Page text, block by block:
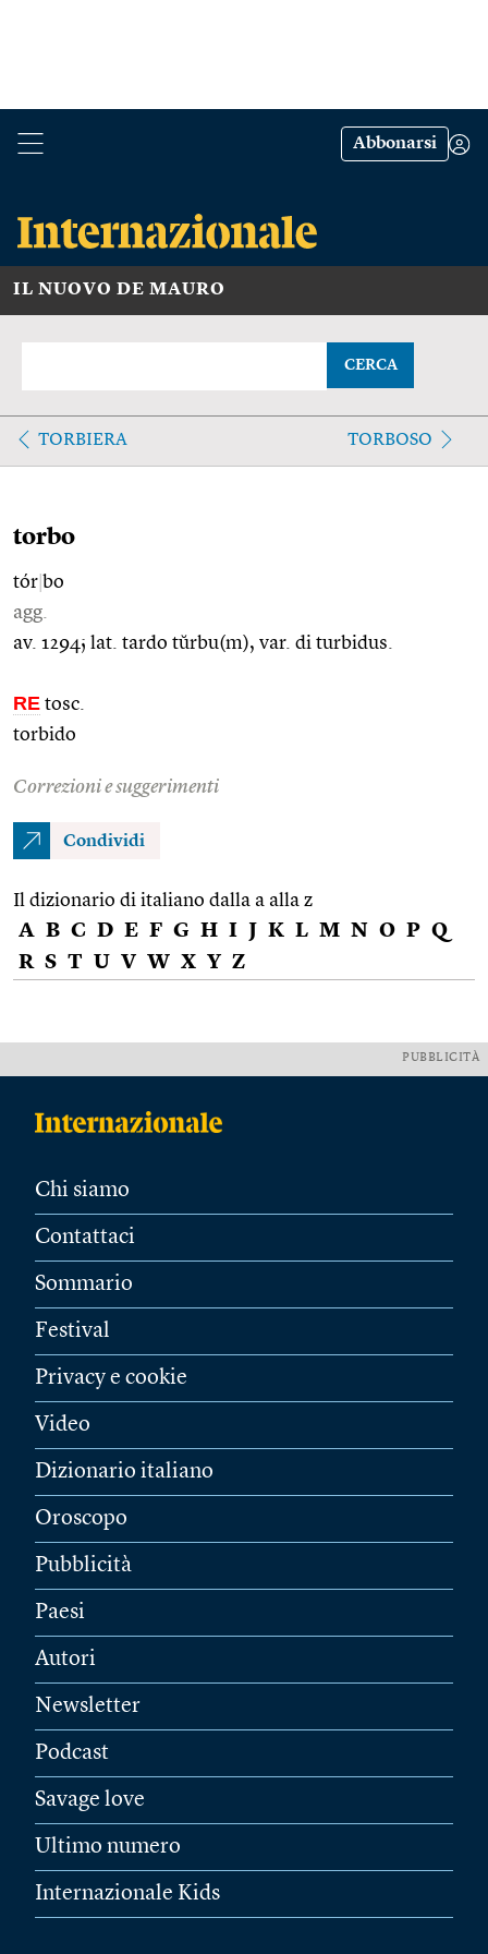
Abbonarsi
IL NUOVO DE MAURO
CERCA
TORBIERA TORBOSO
torbo
tór bo
agg.
av. 1294; lat. tardo tŭrbu(m), var. di turbidus.
RE tosc.
torbido
Correzioni e suggerimenti
Condividi
Il dizionario di italiano dalla a alla z
A B C D E F G H I J K L M N O P Q
R S T U V W X Y Z
PUBBLICITÀ
Chi siamo
Contattaci
Sommario
Festival
Privacy e cookie
Video
Dizionario italiano
Oroscopo
Pubblicità
Paesi
Autori
Newsletter
Podcast
Savage love
Ultimo numero
Internazionale Kids